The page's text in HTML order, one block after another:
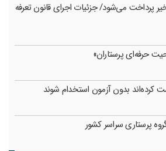
با 6 ماه تاخیر پرداخت می‌شود/ جزئیات اجرای قانون تعرفه
حرفه‌ای پرستاران»
کرد‌ه‌اند بدون آزمون استخدام شوند
پرستاری سراسر کشور